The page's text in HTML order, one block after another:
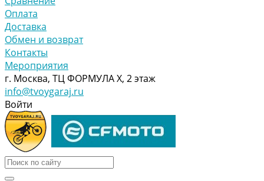
Оплата
Доставка
Обмен и возврат
Контакты
Мероприятия
г. Москва, ТЦ ФОРМУЛА Х, 2 этаж
info@tvoygaraj.ru
Войти